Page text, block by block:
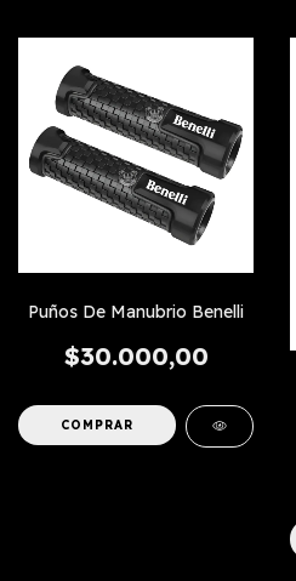
Puños De Manubrio Benelli
$30.000,00
COMPRAR